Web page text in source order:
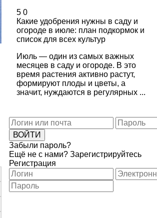
5 0
Какие удобрения нужны в саду и
огороде в июле: план подкормок и
список для всех культур
Июль — один из самых важных
месяцев в саду и огороде. В это
время растения активно растут,
формируют плоды и цветы, а
значит, нуждаются в регулярных ...
Забыли пароль?
Ещё не с нами? Зарегистрируйтесь
Регистрация